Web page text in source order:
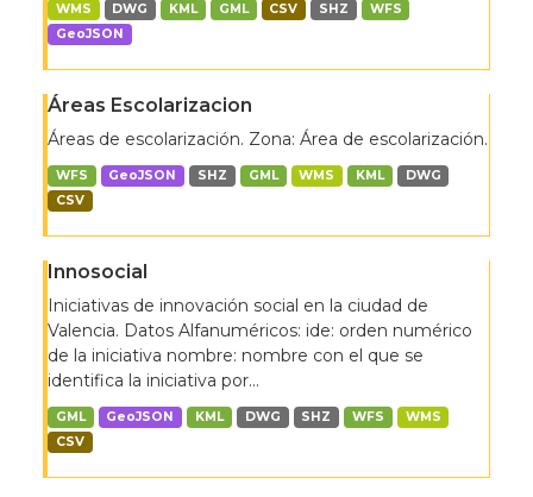
WMS DWG KML GML CSV SHZ
WFS
GeoJSON
Áreas Escolarizacion
Áreas de escolarización. Zona: Área de escolarización.
WFS GeoJSON SHZ GML WMS KML
DWG
CSV
Innosocial
Iniciativas de innovación social en la ciudad de
Valencia. Datos Alfanuméricos: ide: orden numérico
de la iniciativa nombre: nombre con el que se
identifica la iniciativa por...
GML GeoJSON KML DWG SHZ WFS
WMS
CSV